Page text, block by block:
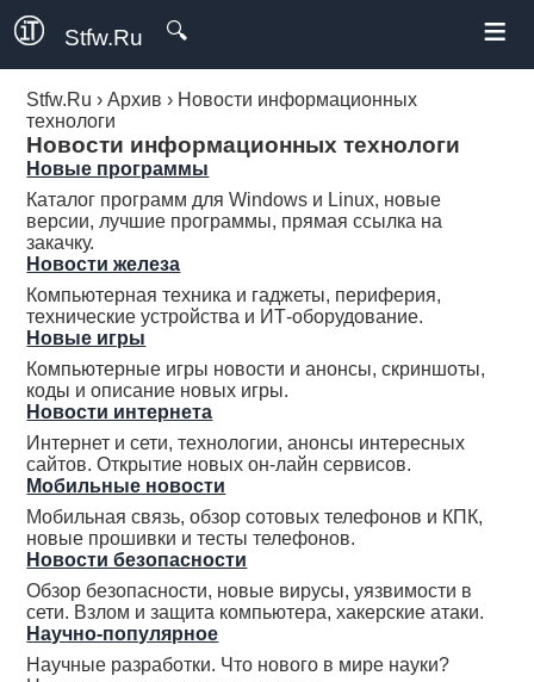
Stfw.Ru 🔍 ≡
Stfw.Ru ›Архив › Новости информационных
технологи
Новости информационных технологи
Новые программы
Каталог программ для Windows и Linux, новые
версии, лучшие программы, прямая ссылка на
закачку.
Новости железа
Компьютерная техника и гаджеты, периферия,
технические устройства и ИТ-оборудование.
Новые игры
Компьютерные игры новости и анонсы, скриншоты,
коды и описание новых игры.
Новости интернета
Интернет и сети, технологии, анонсы интересных
сайтов. Открытие новых он-лайн сервисов.
Мобильные новости
Мобильная связь, обзор сотовых телефонов и КПК,
новые прошивки и тесты телефонов.
Новости безопасности
Обзор безопасности, новые вирусы, уязвимости в
сети. Взлом и защита компьютера, хакерские атаки.
Научно-популярное
Научные разработки. Что нового в мире науки?